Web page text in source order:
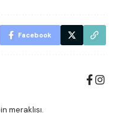
Facebook
meraklısı.